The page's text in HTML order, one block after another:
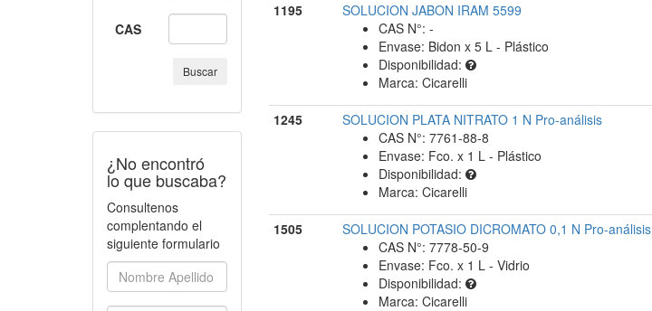
CAS
Buscar
¿No encontró
lo que buscaba?
Consultenos
complentando el
siguiente formulario
1195
SOLUCION JABON IRAM 5599
CAS N°: -
Envase: Bidon x 5 L - Plástico
Disponibilidad:
Marca: Cicarelli
1245
SOLUCION PLATA NITRATO 1 N Pro-análisis
CAS N°: 7761-88-8
Envase: Fco. x 1 L - Plástico
Disponibilidad:
Marca: Cicarelli
1505
SOLUCION POTASIO DICROMATO 0,1 N Pro-análisis
CAS N°: 7778-50-9
Envase: Fco. x 1 L - Vidrio
Disponibilidad:
Marca: Cicarelli